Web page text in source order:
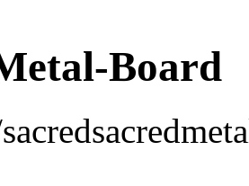
Board